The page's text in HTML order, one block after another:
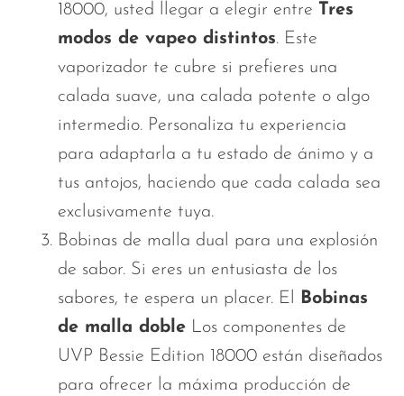
18000, usted llegar a elegir entre Tres
modos de vapeo distintos. Este
vaporizador te cubre si prefieres una
calada suave, una calada potente o algo
intermedio. Personaliza tu experiencia
para adaptarla a tu estado de ánimo y a
tus antojos, haciendo que cada calada sea
exclusivamente tuya.
Bobinas de malla dual para una explosión
de sabor. Si eres un entusiasta de los
sabores, te espera un placer. El Bobinas
de malla doble Los componentes de
UVP Bessie Edition 18000 están diseñados
para ofrecer la máxima producción de